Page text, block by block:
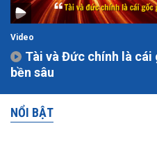
Video
Tài và Đức chính là
bền sâu
NỔI BẬT